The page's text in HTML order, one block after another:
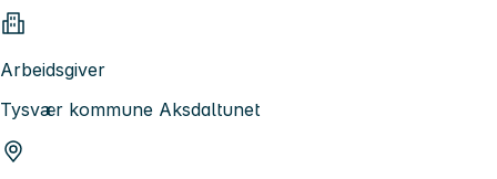
Arbeidsgiver
Tysvær kommune Aksdaltunet